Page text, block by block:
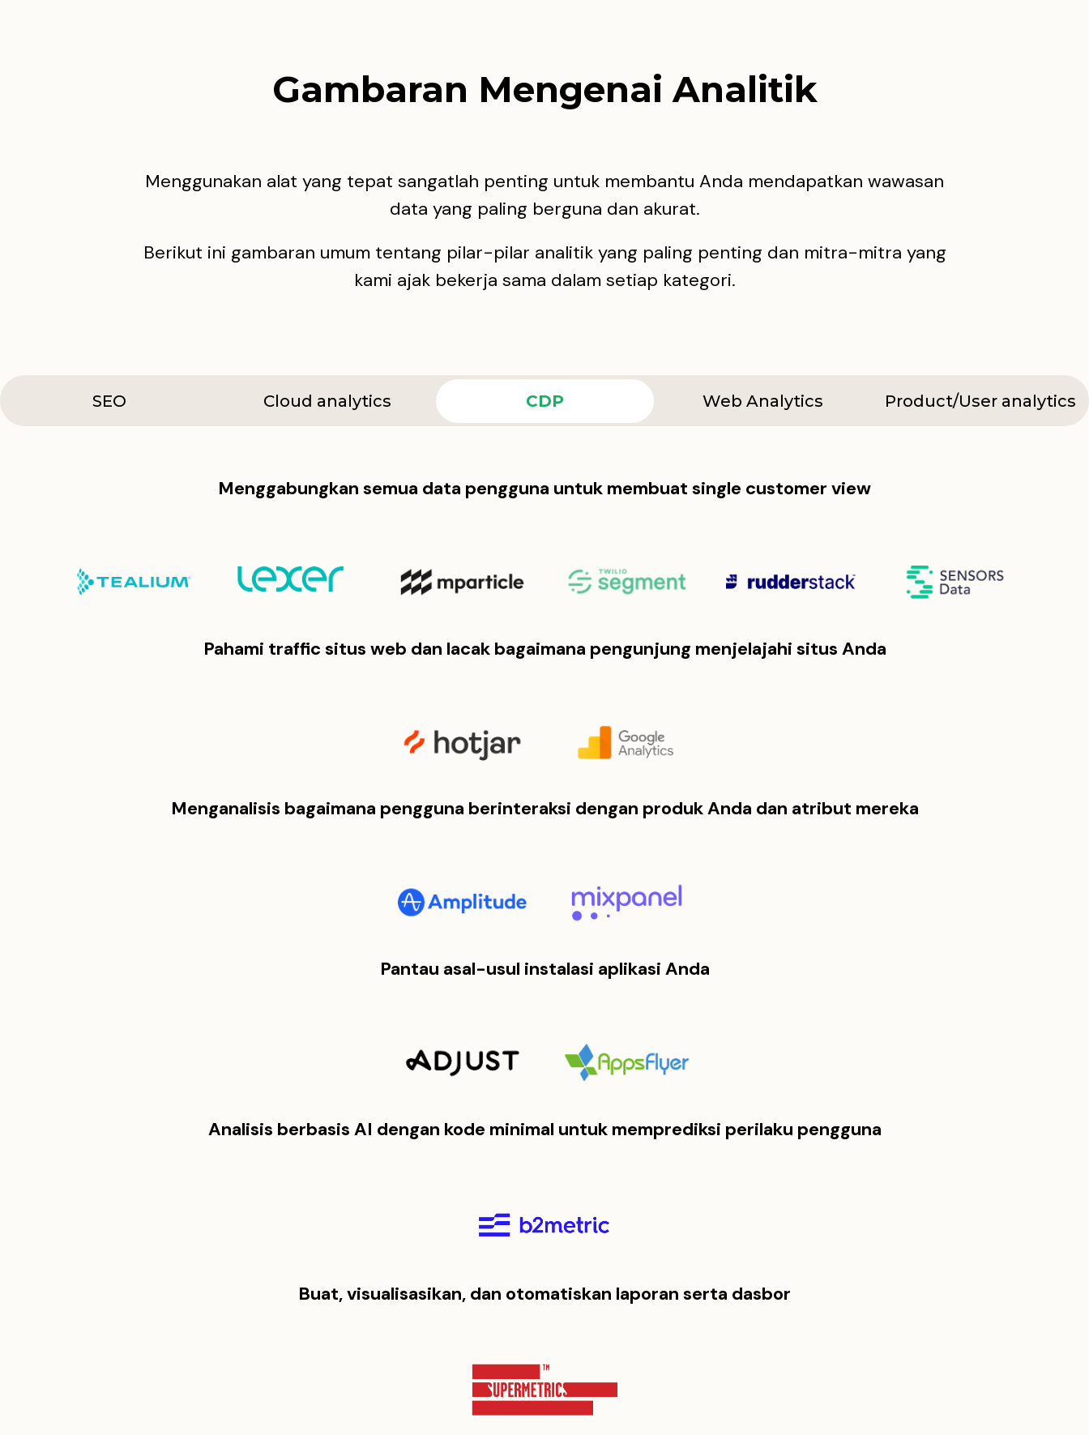
Gambaran Mengenai Analitik
Menggunakan alat yang tepat sangatlah penting untuk membantu Anda mendapatkan wawasan
data yang paling berguna dan akurat.
Berikut ini gambaran umum tentang pilar-pilar analitik yang paling penting dan mitra-mitra yang
kami ajak bekerja sama dalam setiap kategori.
SEO Cloud analytics CDP Web Analytics Product/User analytics
Menggabungkan semua data pengguna untuk membuat single customer view
Pahami traffic situs web dan lacak bagaimana pengunjung menjelajahi situs Anda
Menganalisis bagaimana pengguna berinteraksi dengan produk Anda dan atribut mereka
Pantau asal-usul instalasi aplikasi Anda
Analisis berbasis AI dengan kode minimal untuk memprediksi perilaku pengguna
Buat, visualisasikan, dan otomatiskan laporan serta dasbor